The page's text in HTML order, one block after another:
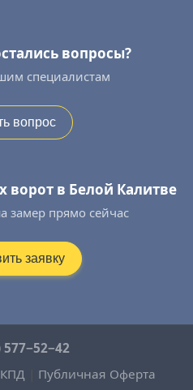
вопросы?
специалистам
вопрос
ворот в Белой Калитве
замер прямо сейчас
заявку
577−52−42
Публичная Оферта